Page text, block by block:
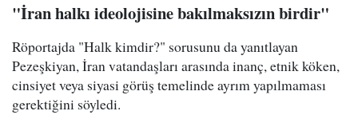
"İran halkı ideolojisine bakılmaksızın birdir"
Röportajda "Halk kimdir?" sorusunu da yanıtlayan
Pezeşkiyan, İran vatandaşları arasında inanç, etnik köken,
cinsiyet veya siyasi görüş temelinde ayrım yapılmaması
gerektiğini söyledi.